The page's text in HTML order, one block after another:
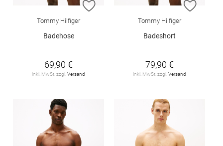
ZUR WUNSCHLISTE HINZUFÜGEN
Tommy Hilfiger
Badehose
69,90 €
inkl. MwSt. zzgl.Versand
ZUR
Tommy Hilfiger
Badeshort
79,90 €
inkl. MwSt. zzgl.Versand